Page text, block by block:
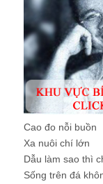
Cao đo nỗi buồn
Xa nuôi chí lớn
Dẫu làm sao thì
Sống trên đá